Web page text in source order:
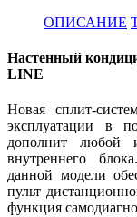
ОПИСАНИЕ
Настенный
LINE
Новая сплит-
эксплуатации в
дополнит любой
внутреннего
данной модели
пульт
функция